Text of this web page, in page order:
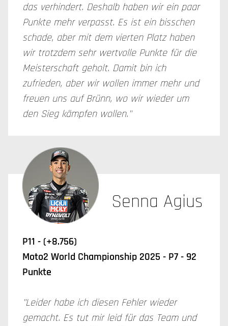
das verhindert. Deshalb haben wir ein paar
Punkte mehr verpasst. Es ist ein bisschen
schade, aber mit dem vierten Platz haben
wir trotzdem sehr wertvolle Punkte für die
Meisterschaft geholt. Damit bin ich
zufrieden, aber wir wollen immer mehr und
freuen uns auf Brünn, wo wir wieder um
den Sieg kämpfen wollen."
Senna Agius
P11 - (+8.756)
Moto2 World Championship 2025 - P7 - 92
Punkte
"Leider habe ich diesen Fehler wieder
gemacht. Es tut mir leid für das Team und